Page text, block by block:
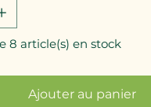
8 article(s) en stock
Ajouter au panier